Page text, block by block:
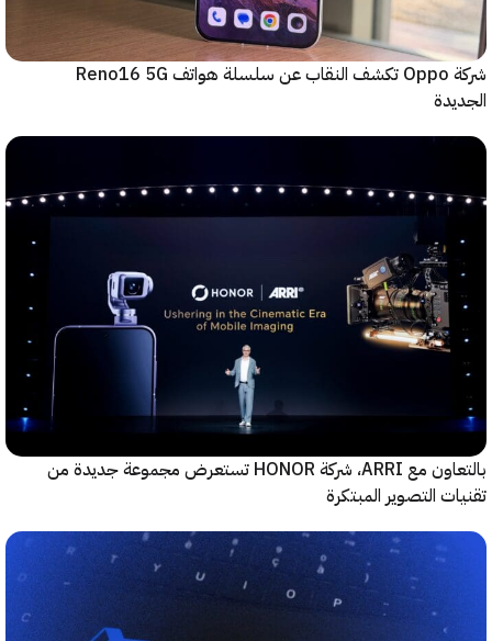
شركة Oppo تكشف النقاب عن سلسلة هواتف Reno16 5G
بالتعاون مع ARRI، شركة HONOR تستعرض مجموعة جديدة من
التصوير المبتكرة